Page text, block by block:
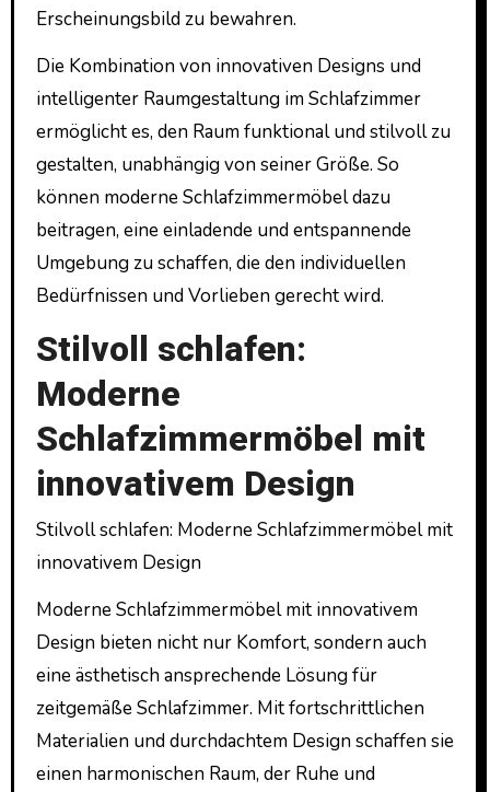
Erscheinungsbild zu bewahren.
Die Kombination von innovativen Designs und
intelligenter Raumgestaltung im Schlafzimmer
ermöglicht es, den Raum funktional und stilvoll zu
gestalten, unabhängig von seiner Größe. So
können moderne Schlafzimmermöbel dazu
beitragen, eine einladende und entspannende
Umgebung zu schaffen, die den individuellen
Bedürfnissen und Vorlieben gerecht wird.
Stilvoll schlafen:
Moderne
Schlafzimmermöbel mit
innovativem Design
Stilvoll schlafen: Moderne Schlafzimmermöbel mit
innovativem Design
Moderne Schlafzimmermöbel mit innovativem
Design bieten nicht nur Komfort, sondern auch
eine ästhetisch ansprechende Lösung für
zeitgemäße Schlafzimmer. Mit fortschrittlichen
Materialien und durchdachtem Design schaffen sie
einen harmonischen Raum, der Ruhe und